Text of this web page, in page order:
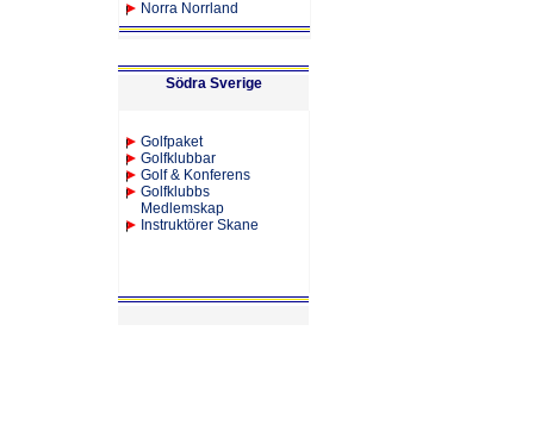
Norra Norrland
Södra Sverige
Golfpaket
Golfklubbar
Golf & Konferens
Golfklubbs
Medlemskap
Instruktörer Skane